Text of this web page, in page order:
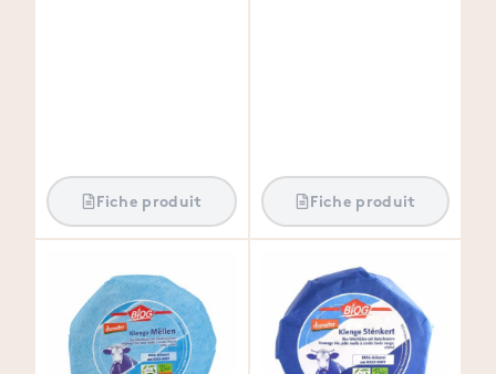
Fiche produit Fiche produit